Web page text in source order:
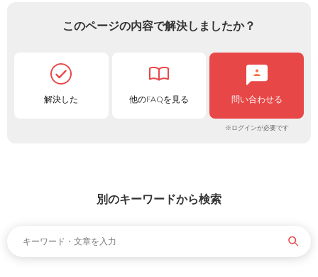
このページの内容で解決しましたか？
解決した 他のFAQを見る 問い合わせる
※ログインが必要です
別のキーワードから検索